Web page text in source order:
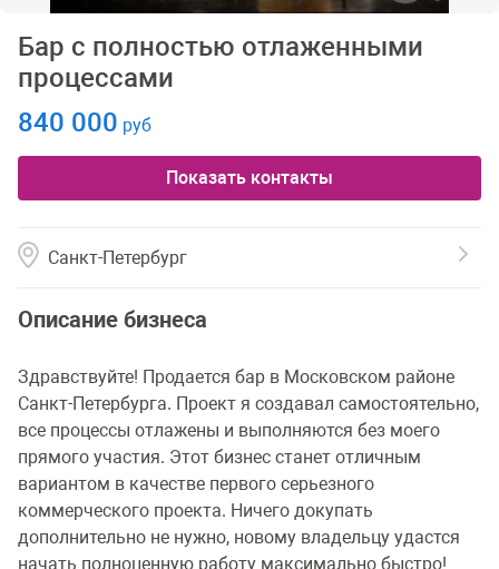
Бар с полностью отлаженными
процессами
840 000 руб
Показать контакты
Санкт-Петербург
Описание бизнеса
Здравствуйте! Продается бар в Московском районе
Санкт-Петербурга. Проект я создавал самостоятельно,
все процессы отлажены и выполняются без моего
прямого участия. Этот бизнес станет отличным
вариантом в качестве первого серьезного
коммерческого проекта. Ничего докупать
дополнительно не нужно, новому владельцу удастся
начать полноценную работу максимально быстро!